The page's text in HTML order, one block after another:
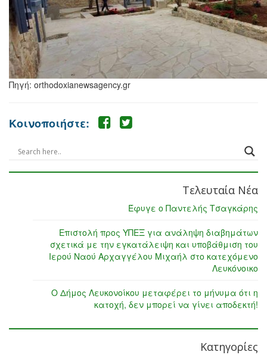
Πηγή: orthodoxianewsagency.gr
Κοινοποιήστε:
Τελευταία Νέα
Έφυγε ο Παντελής Τσαγκάρης
Επιστολή προς ΥΠΕΞ για ανάληψη διαβημάτων
σχετικά με την εγκατάλειψη και υποβάθμιση του
Ιερού Ναού Αρχαγγέλου Μιχαήλ στο κατεχόμενο
Λευκόνοικο
Ο Δήμος Λευκονοίκου μεταφέρει το μήνυμα ότι η
κατοχή, δεν μπορεί να γίνει αποδεκτή!
Κατηγορίες